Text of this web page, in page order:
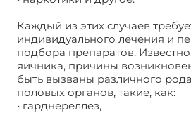
Каждый из этих случаев
индивидуального лечения и
подбора препаратов.
яичника, причины
быть вызваны различного
половых органов, такие, как:
• гарднереллез,